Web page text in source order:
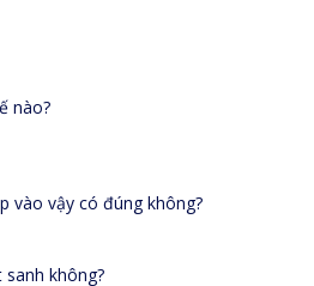
nào?
vào vậy có đúng không?
không?